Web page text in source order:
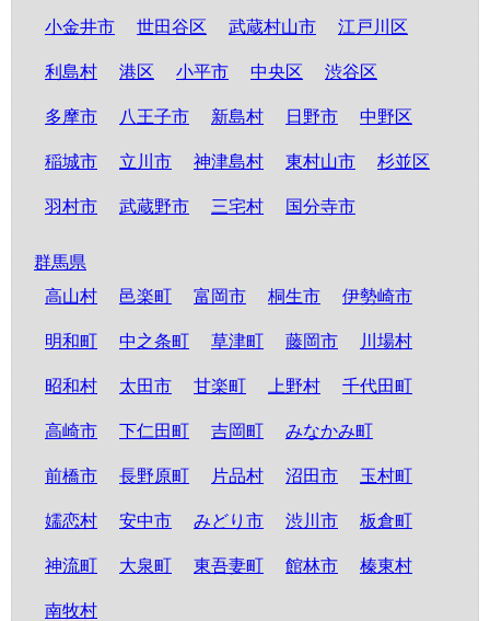
小金井市 世田谷区 武蔵村山市 江戸川区
利島村 港区 小平市 中央区 渋谷区
多摩市 八王子市 新島村 日野市 中野区
稲城市 立川市 神津島村 東村山市 杉並区
羽村市 武蔵野市 三宅村 国分寺市
群馬県
高山村
邑楽町 富岡市 桐生市 伊勢崎市
明和町 中之条町 草津町 藤岡市 川場村
昭和村 太田市 甘楽町 上野村 千代田町
高崎市 下仁田町 吉岡町 みなかみ町
前橋市 長野原町 片品村 沼田市 玉村町
嬬恋村 安中市 みどり市 渋川市 板倉町
神流町 大泉町 東吾妻町 館林市 榛東村
南牧村